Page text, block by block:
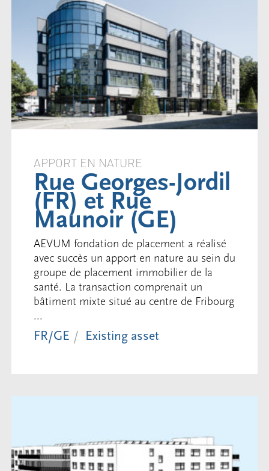
APPORT EN NATURE
Rue Georges-Jordil
(FR) et Rue
Maunoir (GE)
AEVUM fondation de placement a réalisé
avec succès un apport en nature au sein du
groupe de placement immobilier de la
santé. La transaction comprenait un
bâtiment mixte situé au centre de Fribourg
...
FR/GE Existing asset